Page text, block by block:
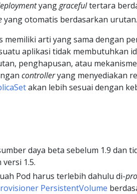
yanggracefultertara
yang otomatis berdasarkan urutan.
memiliki arti yang sama dengan
aplikasi tidak membutuhkan
penghapusan, atau mekanisme
controlleryang menyediakan
akan lebih sesuai dengan
daya beta sebelum 1.9 dan
1.5.
Pod harus terlebih dahulu di-
PersistentVolume